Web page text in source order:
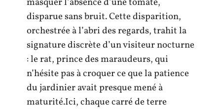
disparue sans bruit. Cette disparition,
orchestrée à l’abri des regards, trahit la
signature discrète d’un visiteur nocturne
: le rat, prince des maraudeurs, qui
n’hésite pas à croquer ce que la patience
du jardinier avait presque mené à
maturité.Ici, chaque carré de terre